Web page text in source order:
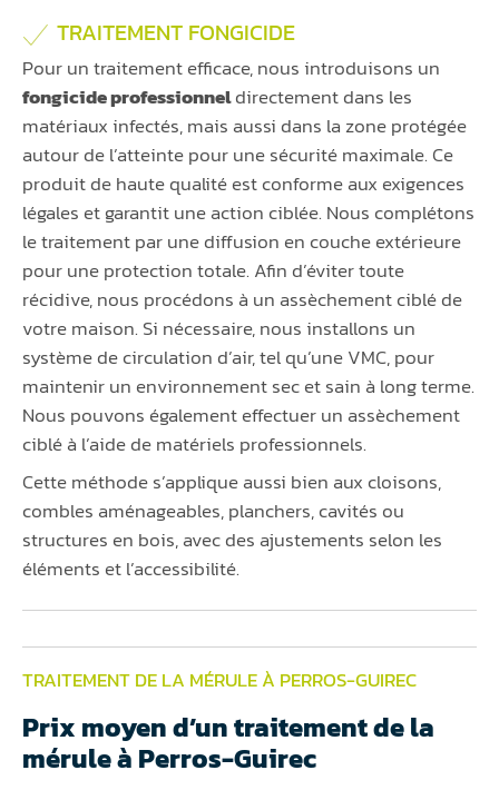
TRAITEMENT FONGICIDE
Pour un traitement efficace, nous introduisons un
fongicide professionneldirectement dans les
matériaux infectés, mais aussi dans la zone protégée
autour de l’atteinte pour une sécurité maximale. Ce
produit de haute qualité est conforme aux exigences
légales et garantit une action ciblée. Nous complétons
le traitement par une diffusion en couche extérieure
pour une protection totale. Afin d’éviter toute
récidive, nous procédons à un assèchement ciblé de
votre maison. Si nécessaire, nous installons un
système de circulation d’air, tel qu’une VMC, pour
maintenir un environnement sec et sain à long terme.
Nous pouvons également effectuer un assèchement
ciblé à l’aide de matériels professionnels.
Cette méthode s’applique aussi bien aux cloisons,
combles aménageables, planchers, cavités ou
structures en bois, avec des ajustements selon les
éléments et l’accessibilité.
TRAITEMENT DE LA MÉRULE À PERROS-GUIREC
Prix moyen d’un traitement de la
mérule à Perros-Guirec